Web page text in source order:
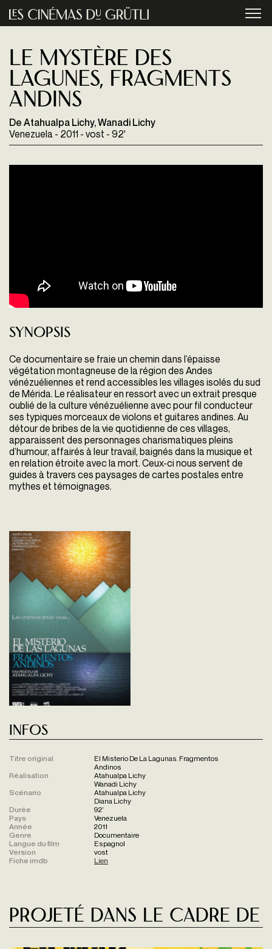
Aller au contenu principal
Le Mystère Des
Lagunes, Fragments
Andins
De Atahualpa Lichy, Wanadi Lichy
Venezuela - 2011 - vost - 92'
Synopsis
Ce documentaire se fraie un chemin dans l’épaisse
végétation montagneuse de la région des Andes
vénézuéliennes et rend accessibles les villages isolés du sud
de Mérida. Le réalisateur en ressort avec un extrait presque
oublié de la culture vénézuélienne avec pour fil conducteur
ses typiques morceaux de violons et guitares andines. Au
détour de bribes de la vie quotidienne de ces villages,
apparaissent des personnages charismatiques pleins
d’humour, affairés à leur travail, baignés dans la musique et
en relation étroite avec la mort. Ceux-ci nous servent de
guides à travers ces paysages de cartes postales entre
mythes et témoignages.
Infos
Titre original
El Misterio De La Lagunas. Fragmentos
Andinos
Réalisation
Atahualpa Lichy
Wanadi Lichy
Scénario
Atahualpa Lichy
Diana Lichy
Durée
92'
Pays
Venezuela
Année
2011
Genre
Documentaire
Langue du film
Espagnol
Version
vost
Fiche imdb
Lien
Projeté dans le cadre de